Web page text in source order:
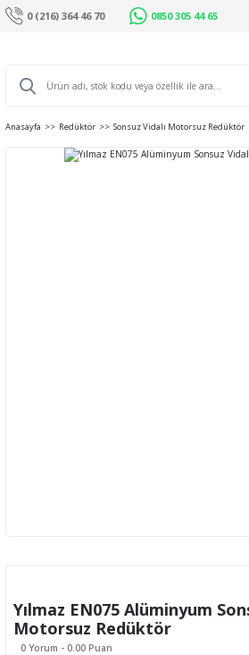
0 (216) 364 46 70 0850 305 44 65
Anasayfa Redüktör Sonsuz Vidalı Motorsuz Redüktör
Yılmaz EN075 Alüminyum
Motorsuz Redüktör
0 Yorum - 0.00 Puan